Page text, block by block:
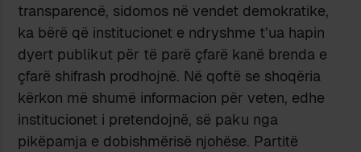
transparencë, sidomos në vendet demokratike,
ka bërë që institucionet e ndryshme t’ua hapin
dyert publikut për të parë çfarë kanë brenda e
çfarë shifrash prodhojnë. Në qoftë se shoqëria
kërkon më shumë informacion për veten, edhe
institucionet i pretendojnë, së paku nga
pikëpamja e dobishmërisë njohëse. Partitë